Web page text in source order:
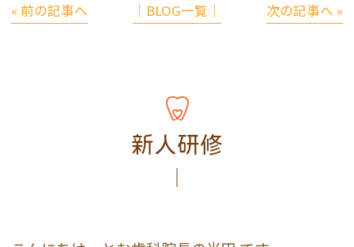
« 前の記事へ │BLOG一覧│ 次の記事へ »
新人研修